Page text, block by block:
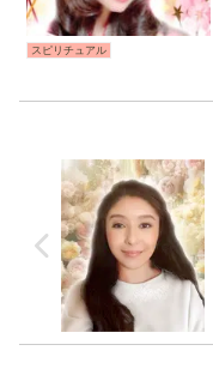
スピリチュアル